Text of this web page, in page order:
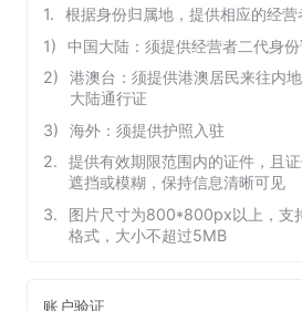
1.
根据身份归属地，提供相应的经
1)
中国大陆：须提供经营者二代身
2)
港澳台：须提供港澳居民来往内
大陆通行证
3)
海外：须提供护照入驻
2.
提供有效期限范围内的证件，且
遮挡或模糊，保持信息清晰可见
3.
图片尺寸为800*800px以上，支
格式，大小不超过5MB
账户验证